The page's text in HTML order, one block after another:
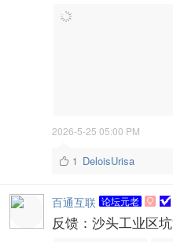
2026-5-25 05:00 PM
 1 DeloisUrisa
百通互联 论坛元老 
反馈：沙头工业区